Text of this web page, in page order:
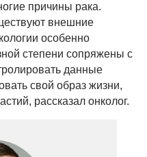
причины рака.
внешние
особенно
степени сопряжены с
данные
свой образ жизни,
рассказал онколог.